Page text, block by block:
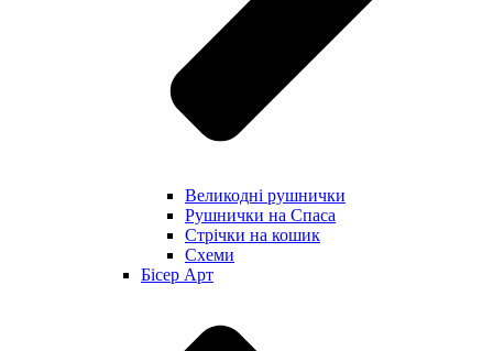
Великодні рушнички
Рушнички на Спаса
Стрічки на кошик
Схеми
Бісер Арт